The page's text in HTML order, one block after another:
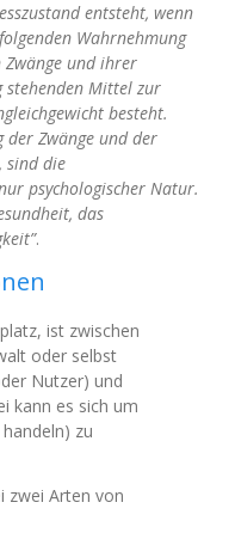
entsteht, wenn
Wahrnehmung
und ihrer
stehenden Mittel zur
besteht.
der Zwänge und der
sind die
psychologischer Natur.
das
.
ist zwischen
oder selbst
Nutzer) und
kann es sich um
zu
zwei Arten von